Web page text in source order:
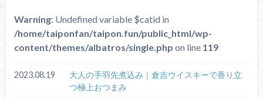
Warning: Undefined variable $catid in
/home/taiponfan/taipon.fun/public_html/wp-
content/themes/albatros/single.php on line 119
2023.08.19
大人の手羽先煮込み｜倉吉ウイスキーで香り立
つ極上おつまみ